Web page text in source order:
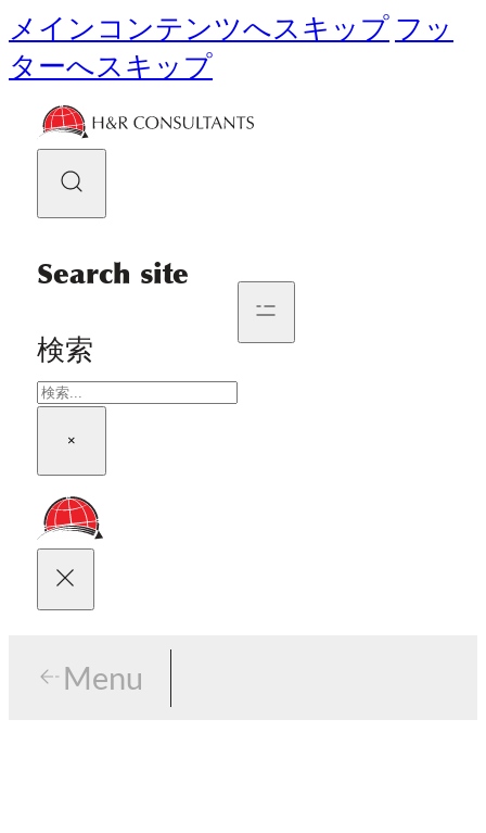
メインコンテンツへスキップ フッ
ターへスキップ
Search site
検索
×
Menu
Menu